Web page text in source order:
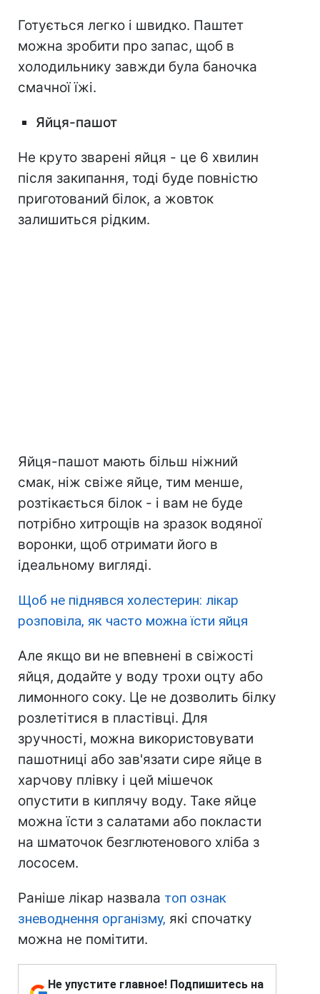
Готується легко і швидко. Паштет
можна зробити про запас, щоб в
холодильнику завжди була баночка
смачної їжі.
Яйця-пашот
Не круто зварені яйця - це 6 хвилин
після закипання, тоді буде повністю
приготований білок, а жовток
залишиться рідким.
Яйця-пашот мають більш ніжний
смак, ніж свіже яйце, тим менше,
розтікається білок - і вам не буде
потрібно хитрощів на зразок водяної
воронки, щоб отримати його в
ідеальному вигляді.
Щоб не піднявся холестерин: лікар
розповіла, як часто можна їсти яйця
Але якщо ви не впевнені в свіжості
яйця, додайте у воду трохи оцту або
лимонного соку. Це не дозволить білку
розлетітися в пластівці. Для
зручності, можна використовувати
пашотниці або зав'язати сире яйце в
харчову плівку і цей мішечок
опустити в киплячу воду. Таке яйце
можна їсти з салатами або покласти
на шматочок безглютенового хліба з
лососем.
Раніше лікар назвала топ ознак
зневоднення організму, які спочатку
можна не помітити.
Не упустите главное! Подпишитесь на